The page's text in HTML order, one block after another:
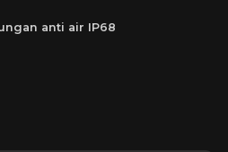
anti air IP68